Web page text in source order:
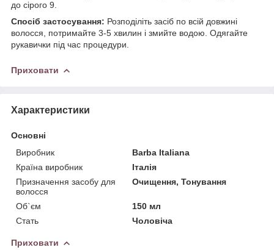
до сірого 9.
Спосіб застосування: Розподіліть засіб по всій довжині
волосся, потримайте 3-5 хвилин і змийте водою. Одягайте
рукавички під час процедури.
Приховати
Характеристики
Основні
Виробник
Barba Italiana
Країна виробник
Італія
Призначення засобу для
волосся
Очищення, Тонування
Об`єм
150 мл
Стать
Чоловіча
Приховати